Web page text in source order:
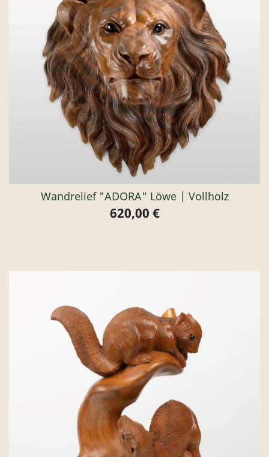
Wandrelief "ADORA" Löwe | Vollholz
Preis
620,00 €